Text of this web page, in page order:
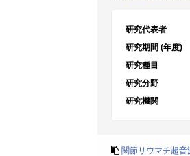
研究代表者
研究期間 (年度)
研究種目
研究分野
研究機関
関節リウマチ超